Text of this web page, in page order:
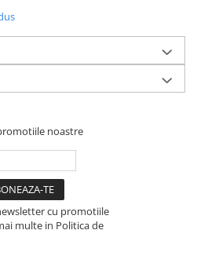
noastre
cu promotiile
multe in Politica de